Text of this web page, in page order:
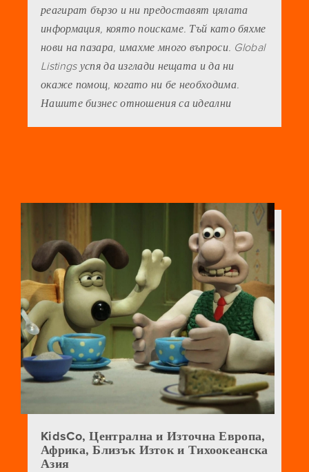
реагират бързо и ни предоставят цялата
информация, която поискаме. Тъй като бяхме
нови на пазара, имахме много въпроси. Global
Listings успя да изглади нещата и да ни
окаже помощ, когато ни бе необходима.
Нашите бизнес отношения са идеални
KidsCo, Централна и Източна Европа,
Африка, Близък Изток и Тихоокеанска
Азия